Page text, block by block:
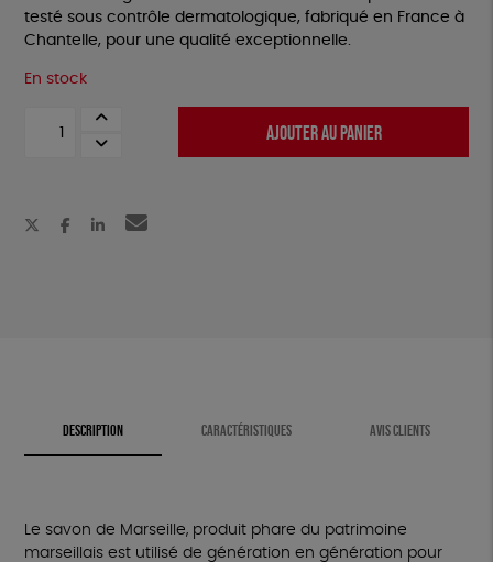
testé sous contrôle dermatologique, fabriqué en France à
Chantelle, pour une qualité exceptionnelle.
En stock
savons
AJOUTER AU PANIER
DESCRIPTION CARACTÉRISTIQUES AVIS CLIENTS
Le savon de Marseille, produit phare du patrimoine
marseillais est utilisé de génération en génération pour